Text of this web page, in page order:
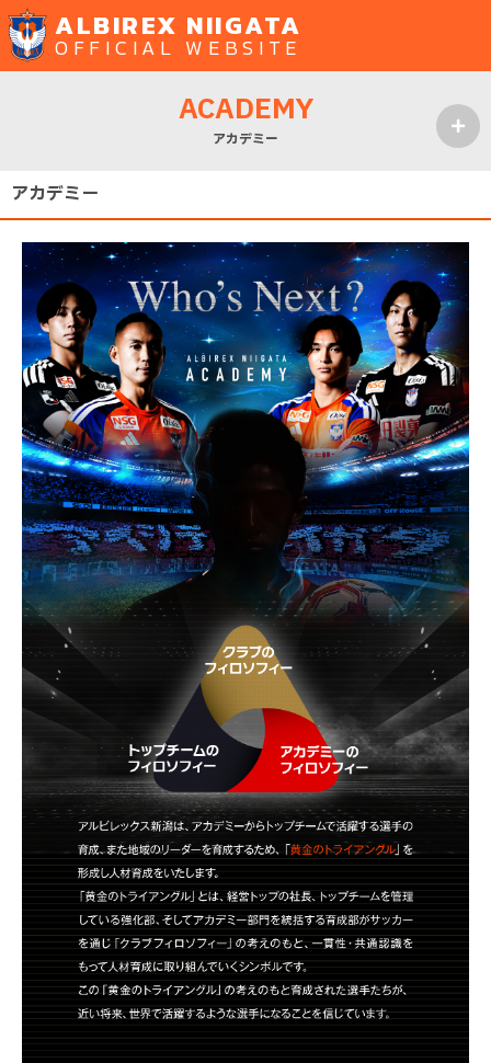
ALBIREX NIIGATA
OFFICIAL WEBSITE
ACADEMY
アカデミー
アカデミー